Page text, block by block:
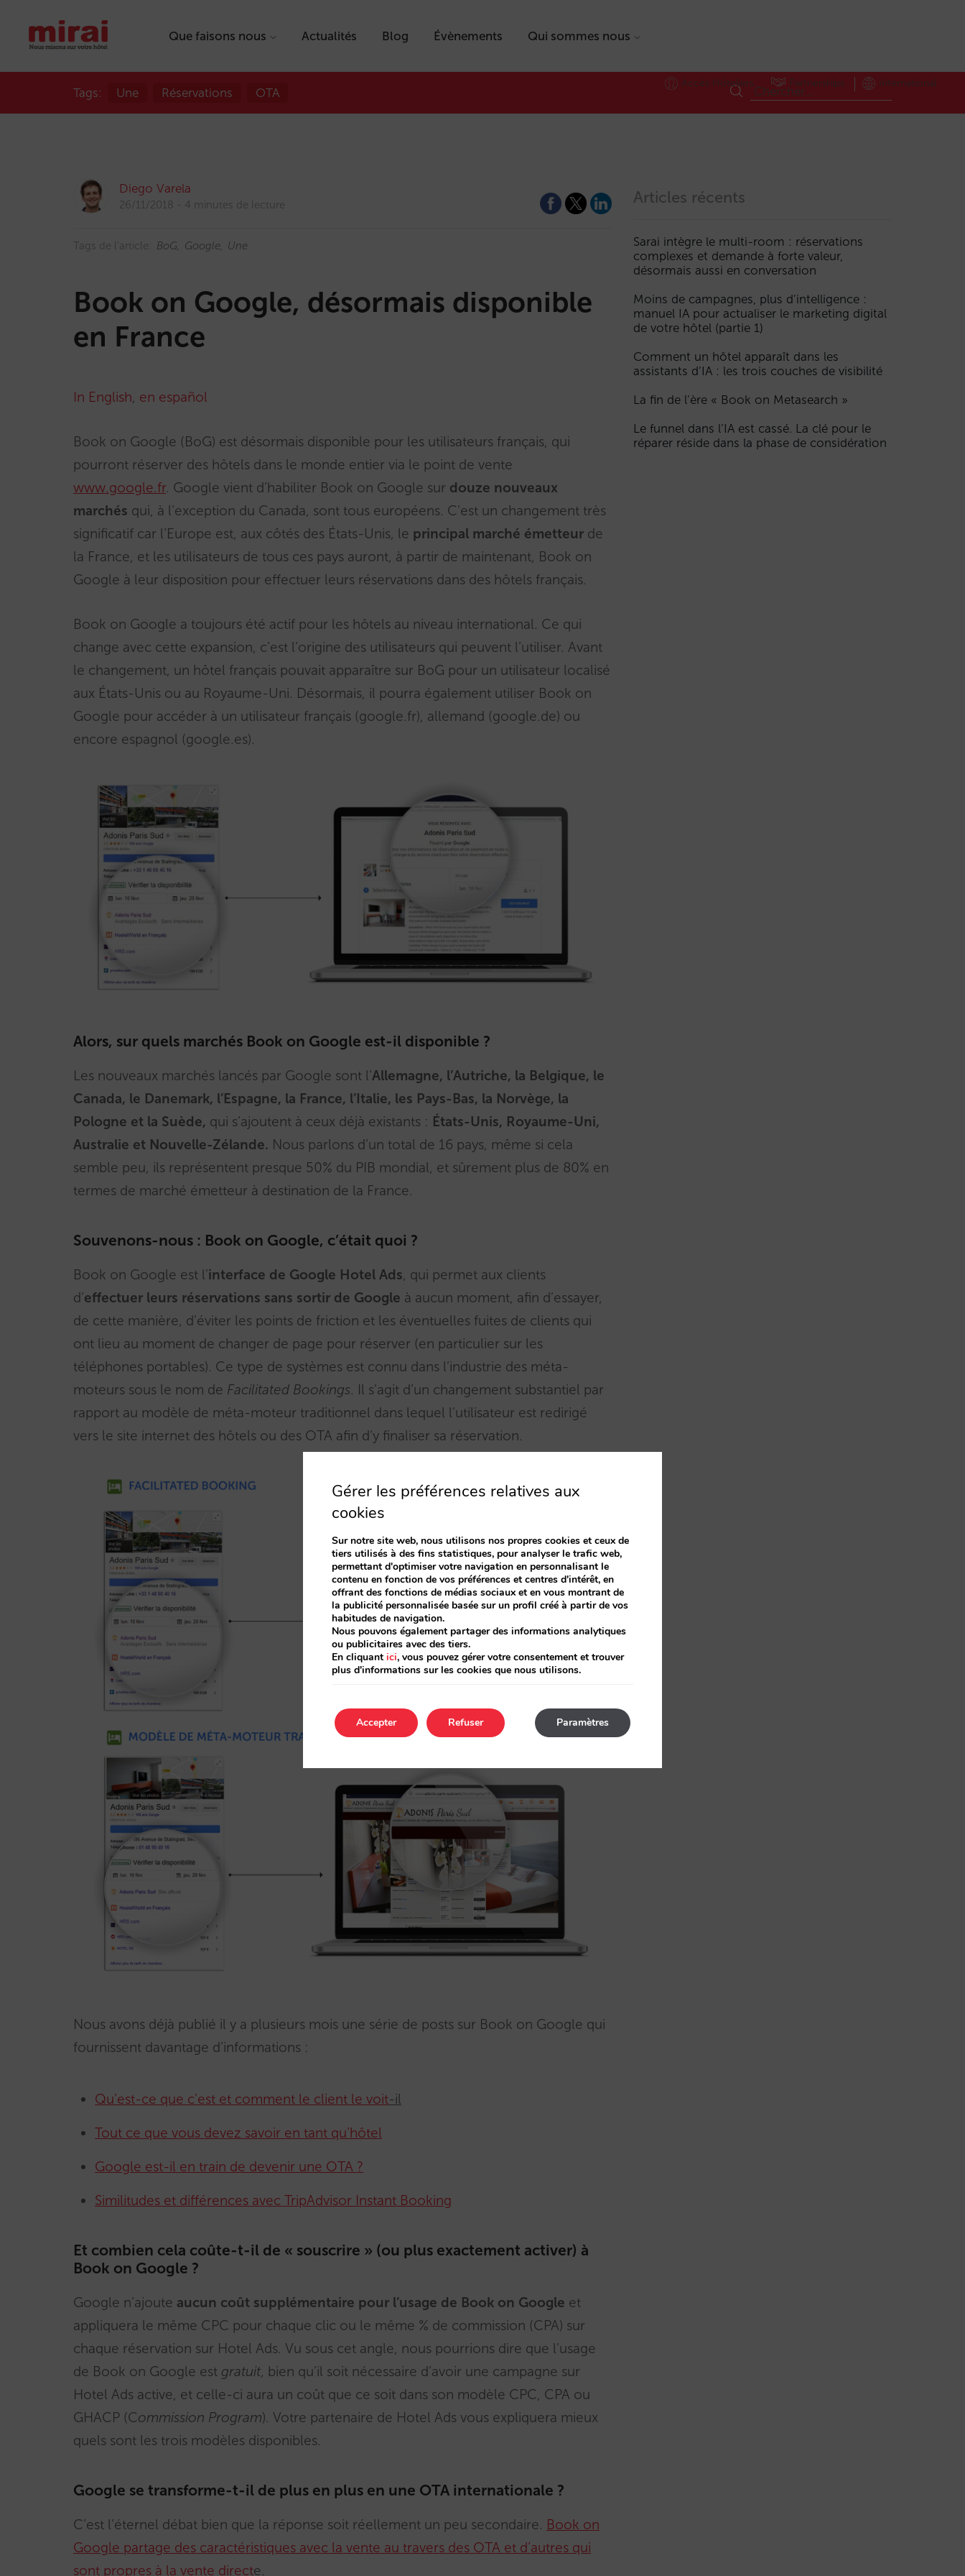
Que faisons nous Actualités Blog Évènements Qui sommes nous
Accès Hôteliers Partnerships International
Tags: Une Réservations OTA
Diego Varela
26/11/2018 4 minutes de lecture
Tags de l'article: BoG Google Une
Book on Google, désormais disponible
en France
In English, en español
Book on Google (BoG) est désormais disponible pour les utilisateurs français, qui
pourront réserver des hôtels dans le monde entier via le point de vente
www.google.fr. Google vient d’habiliter Book on Google sur douze nouveaux
marchés qui, à l’exception du Canada, sont tous européens. C’est un changement très
significatif car l’Europe est, aux côtés des États-Unis, le principal marché émetteur de
la France, et les utilisateurs de tous ces pays auront, à partir de maintenant, Book on
Google à leur disposition pour effectuer leurs réservations dans des hôtels français.
Book on Google a toujours été actif pour les hôtels au niveau international. Ce qui
change avec cette expansion, c’est l’origine des utilisateurs qui peuvent l’utiliser. Avant
le changement, un hôtel français pouvait apparaître sur BoG pour un utilisateur localisé
aux États-Unis ou au Royaume-Uni. Désormais, il pourra également utiliser Book on
Google pour accéder à un utilisateur français (google.fr), allemand (google.de) ou
encore espagnol (google.es).
Alors, sur quels marchés Book on Google est-il disponible ?
Les nouveaux marchés lancés par Google sont l’Allemagne, l’Autriche, la Belgique, le
Canada, le Danemark, l’Espagne, la France, l’Italie, les Pays-Bas, la Norvège, la
Pologne et la Suède, qui s’ajoutent à ceux déjà existants : États-Unis, Royaume-Uni,
Australie et Nouvelle-Zélande. Nous parlons d’un total de 16 pays, même si cela
semble peu, ils représentent presque 50% du PIB mondial, et sûrement plus de 80% en
termes de marché émetteur à destination de la France.
Souvenons-nous : Book on Google, c’était quoi ?
Book on Google est l’interface de Google Hotel Ads, qui permet aux clients
d’effectuer leurs réservations sans sortir de Google à aucun moment, afin d’essayer,
de cette manière, d’éviter les points de friction et les éventuelles fuites de clients qui
ont lieu au moment de changer de page pour réserver (en particulier sur les
téléphones portables). Ce type de systèmes est connu dans l’industrie des méta-
moteurs sous le nom de Facilitated Bookings. Il s’agit d’un changement substantiel par
rapport au modèle de méta-moteur traditionnel dans lequel l’utilisateur est redirigé
vers le site internet des hôtels ou des OTA afin d’y finaliser sa réservation.
Nous avons déjà publié il y a plusieurs mois une série de posts sur Book on Google qui
fournissent davantage d’informations :
Qu’est-ce que c’est et comment le client le voit-il
Tout ce que vous devez savoir en tant qu’hôtel
Google est-il en train de devenir une OTA ?
Similitudes et différences avec TripAdvisor Instant Booking
Et combien cela coûte-t-il de « souscrire » (ou plus exactement activer) à
Book on Google ?
Google n’ajoute aucun coût supplémentaire pour l’usage de Book on Google et
appliquera le même CPC pour chaque clic ou le même % de commission (CPA) sur
chaque réservation sur Hotel Ads. Vu sous cet angle, nous pourrions dire que l’usage
de Book on Google est gratuit, bien qu’il soit nécessaire d’avoir une campagne sur
Hotel Ads active, et celle-ci aura un coût que ce soit dans son modèle CPC, CPA ou
GHACP (Commission Program). Votre partenaire de Hotel Ads vous expliquera mieux
quels sont les trois modèles disponibles.
Google se transforme-t-il de plus en plus en une OTA internationale ?
C’est l’éternel débat bien que la réponse soit réellement un peu secondaire. Book on
Google partage des caractéristiques avec la vente au travers des OTA et d’autres qui
sont propres à la vente directe.
Articles récents
Sarai intègre le multi-room : réservations
complexes et demande à forte valeur,
désormais aussi en conversation
Moins de campagnes, plus d’intelligence :
manuel IA pour actualiser le marketing digital
de votre hôtel (partie 1)
Comment un hôtel apparaît dans les
assistants d’IA : les trois couches de visibilité
La fin de l’ère « Book on Metasearch »
Le funnel dans l’IA est cassé. La clé pour le
réparer réside dans la phase de considération
Gérer les préférences relatives aux
cookies
Sur notre site web, nous utilisons nos propres cookies et ceux de
tiers utilisés à des fins statistiques, pour analyser le trafic web,
permettant d'optimiser votre navigation en personnalisant le
contenu en fonction de vos préférences et centres d'intérêt, en
offrant des fonctions de médias sociaux et en vous montrant de
la publicité personnalisée basée sur un profil créé à partir de vos
habitudes de navigation.
Nous pouvons également partager des informations analytiques
ou publicitaires avec des tiers.
En cliquant ici, vous pouvez gérer votre consentement et trouver
plus d'informations sur les cookies que nous utilisons.
Accepter Paramètres
Refuser